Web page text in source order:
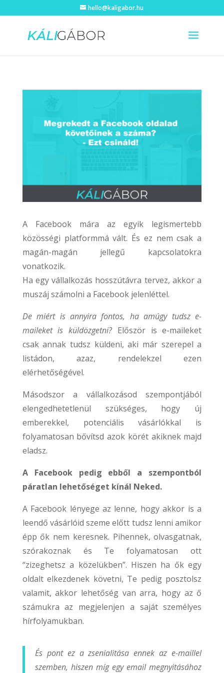
hello@kaligabor.hu
A Facebook mára az egyik legismertebb
közösségi platformmá vált. És ez nem csak a
magán-magán jellegű kapcsolatokra
vonatkozik.
Ha egy vállalkozás hosszútávra tervez, akkor a
muszáj számolni a Facebook jelenléttel.
De miért is annyira fontos, ha amúgy tudsz e-
maileket is küldözgetni?Először is e-maileket
csak annak tudsz küldeni, aki már szerepel a
listádon, azaz, rendelekzel ezen
elérhetőségével.
Másodszor a vállalkozásod szempontjából
elengedhetetlenül szükséges, hogy új
emberekkel, potenciális vásárlókkal is
folyamatosan bővítsd azok körét akiknek majd
eladsz.
A Facebook pedig ebből a szempontból
páratlan lehetőséget kínál Neked.
A Facebook lényege az lenne, hogy akkor is a
leendő vásárlóid szeme előtt tudsz lenni amikor
épp ők nem keresnek. Pihennek, olvasgatnak,
szórakoznak és Te folyamatosan ott
“zizeghetsz a közelükben”. Hiszen ha ők egy
oldalt elkezdenek követni, Te pedig posztolsz
valamit, akkor lehetőség van arra, hogy az ő
számukra az megjelenjen a saját személyes
hírfolyamukban.
És pont ez a zsenialitása ennek az e-maillel
szemben, hiszen míg egy email megnyitásához